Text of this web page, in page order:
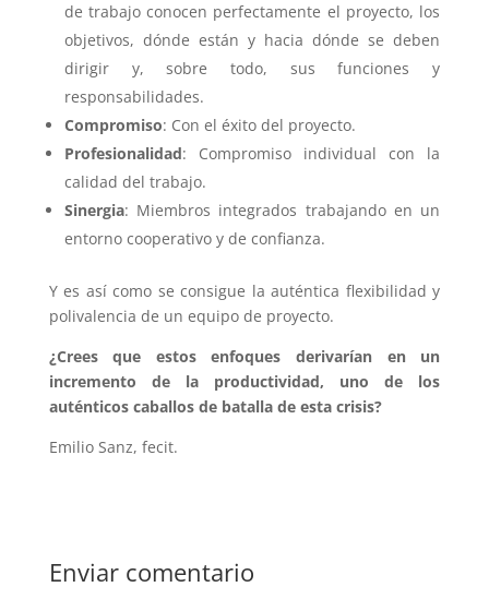
de trabajo conocen perfectamente el proyecto, los
objetivos, dónde están y hacia dónde se deben
dirigir y, sobre todo, sus funciones y
responsabilidades.
Compromiso: Con el éxito del proyecto.
Profesionalidad: Compromiso individual con la
calidad del trabajo.
Sinergia: Miembros integrados trabajando en un
entorno cooperativo y de confianza.
Y es así como se consigue la auténtica flexibilidad y
polivalencia de un equipo de proyecto.
¿Crees que estos enfoques derivarían en un
incremento de la productividad, uno de los
auténticos caballos de batalla de esta crisis?
Emilio Sanz, fecit.
Enviar comentario